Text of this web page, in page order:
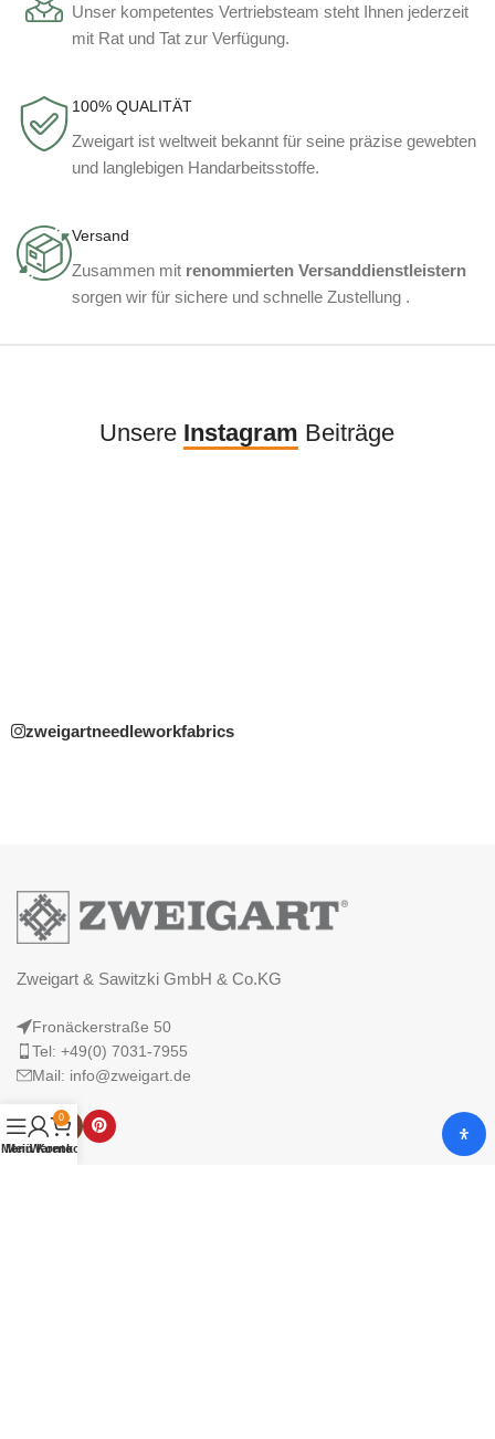
Unser kompetentes Vertriebsteam steht Ihnen jederzeit
mit Rat und Tat zur Verfügung.
100% QUALITÄT
Zweigart ist weltweit bekannt für seine präzise gewebten
und langlebigen Handarbeitsstoffe.
Versand
Zusammen mit renommierten Versanddienstleistern
sorgen wir für sichere und schnelle Zustellung .
Unsere Instagram Beiträge
zweigartneedleworkfabrics
Zweigart & Sawitzki GmbH & Co.KG
Fronäckerstraße 50
Tel: +49(0) 7031-7955
Mail: info@zweigart.de
Menü
Mein Konto
0
Warenkorb